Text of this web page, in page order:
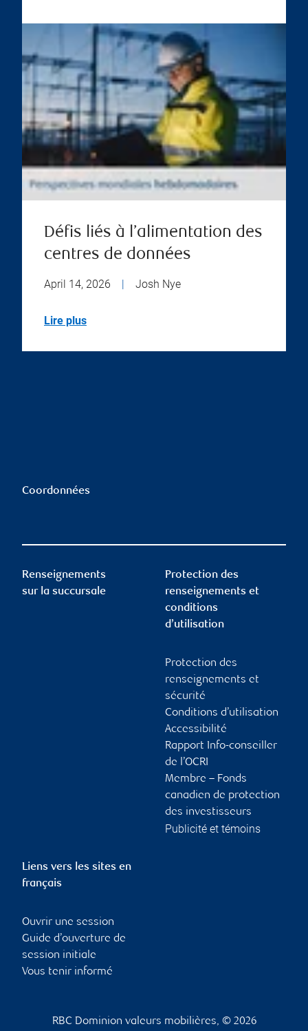
Défis liés à l’alimentation des
centres de données
April 14, 2026 Josh Nye
Lire plus
Coordonnées
Renseignements
sur la succursale
Protection des
renseignements et
conditions
d’utilisation
Protection des
renseignements et
sécurité
Conditions d’utilisation
Accessibilité
Rapport Info-conseiller
de l’OCRI
Membre – Fonds
canadien de protection
des investisseurs
Publicité et témoins
Liens vers les sites en
français
Ouvrir une session
Guide d’ouverture de
session initiale
Vous tenir informé
RBC Dominion valeurs mobilières, © 2026